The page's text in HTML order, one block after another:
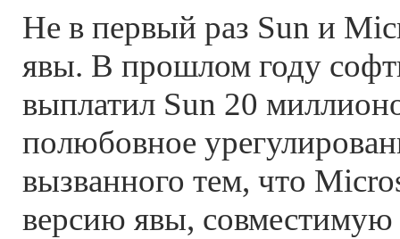
Не в первый раз Sun и
явы. В прошлом году
выплатил Sun 20
полюбовное
вызванного тем, что
версию явы, совместимую